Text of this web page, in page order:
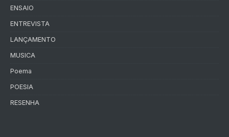
ENSAIO
ENTREVISTA
LANÇAMENTO
MUSICA
Poema
POESIA
RESENHA